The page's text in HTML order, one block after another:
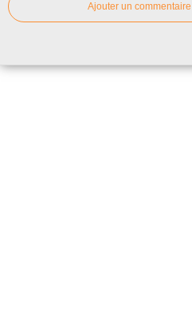
Ajouter un commentaire